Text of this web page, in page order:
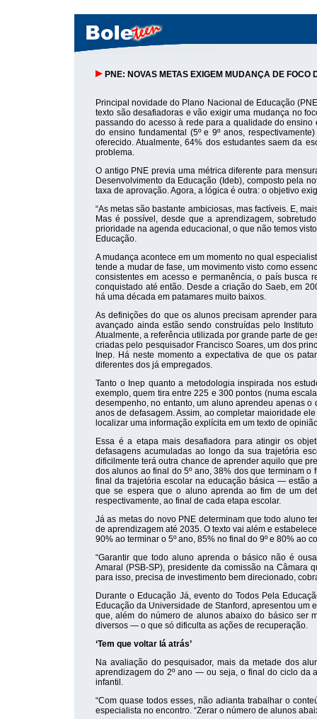
PNE: NOVAS METAS EXIGEM MUDANÇA DE
Principal novidade do Plano Nacional de Educação
texto são desafiadoras e vão exigir uma mudança no
passando do acesso à rede para a qualidade do
do ensino fundamental (5º e 9º anos,
oferecido. Atualmente, 64% dos estudantes saem da
problema.
O antigo PNE previa uma métrica diferente para
Desenvolvimento da Educação (Ideb), composto pela
taxa de aprovação. Agora, a lógica é outra: o objetivo
“As metas são bastante ambiciosas, mas factíveis. E,
Mas é possível, desde que a aprendizagem,
prioridade na agenda educacional, o que não temos
Educação.
A mudança acontece em um momento no qual
tende a mudar de fase, um movimento visto como
consistentes em acesso e permanência, o país
conquistado até então. Desde a criação do Saeb, em
há uma década em patamares muito baixos.
As definições do que os alunos precisam aprender
avançado ainda estão sendo construídas pelo
Atualmente, a referência utilizada por grande parte de
criadas pelo pesquisador Francisco Soares, um dos
Inep. Há neste momento a expectativa de que os
diferentes dos já empregados.
Tanto o Inep quanto a metodologia inspirada nos
exemplo, quem tira entre 225 e 300 pontos (numa
desempenho, no entanto, um aluno aprendeu apenas
anos de defasagem. Assim, ao completar maioridade
localizar uma informação explícita em um texto de
Essa é a etapa mais desafiadora para atingir os
defasagens acumuladas ao longo da sua trajetória
dificilmente terá outra chance de aprender aquilo que
dos alunos ao final do 5º ano, 38% dos que terminam
final da trajetória escolar na educação básica — estão
que se espera que o aluno aprenda ao fim de um
respectivamente, ao final de cada etapa escolar.
Já as metas do novo PNE determinam que todo aluno
de aprendizagem até 2035. O texto vai além e
90% ao terminar o 5º ano, 85% no final do 9º e 80% ao
“Garantir que todo aluno aprenda o básico não é
Amaral (PSB-SP), presidente da comissão na Câmara
para isso, precisa de investimento bem direcionado,
Durante o Educação Já, evento do Todos Pela
Educação da Universidade de Stanford, apresentou
que, além do número de alunos abaixo do básico ser
diversos — o que só dificulta as ações de recuperação.
‘Tem que voltar lá atrás’
Na avaliação do pesquisador, mais da metade dos
aprendizagem do 2º ano — ou seja, o final do ciclo da
infantil.
“Com quase todos esses, não adianta trabalhar o
especialista no encontro. “Zerar o número de alunos